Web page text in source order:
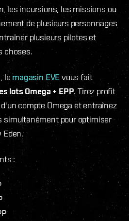
les incursions, les missions ou
de plusieurs personnages
plusieurs pilotes et
choses.
lemagasin EVEvous fait
lots Omega + EPP. Tirez profit
compte Omega et entraînez
simultanément pour optimiser
Eden.
: